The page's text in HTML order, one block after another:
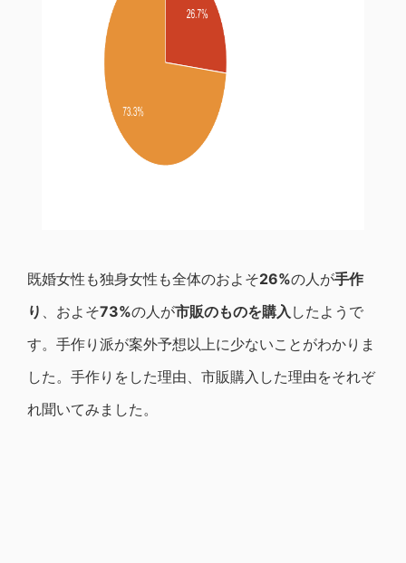
既婚女性も独身女性も全体のおよそ26%の人が手作
り
、およそ73%の人が市販のものを購入 したようで
す。手作り派が案外予想以上に少ないことがわかりま
した。手作りをした理由、市販購入した理由をそれぞ
れ聞いてみました。